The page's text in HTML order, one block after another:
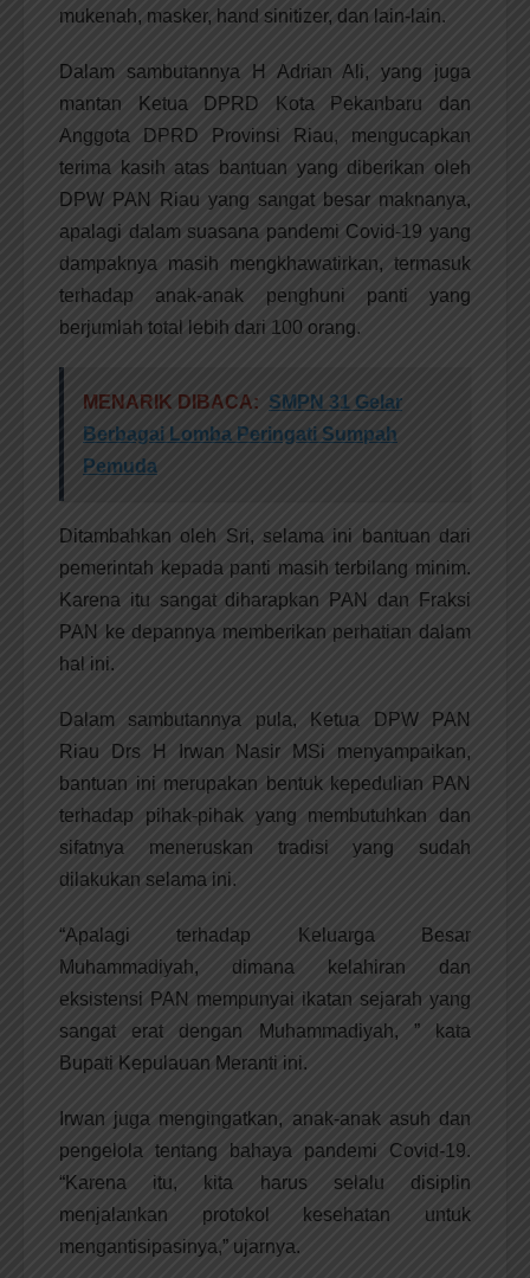
mukenah, masker, hand sinitizer, dan lain-lain.
Dalam sambutannya H Adrian Ali, yang juga
mantan Ketua DPRD Kota Pekanbaru dan
Anggota DPRD Provinsi Riau, mengucapkan
terima kasih atas bantuan yang diberikan oleh
DPW PAN Riau yang sangat besar maknanya,
apalagi dalam suasana pandemi Covid-19 yang
dampaknya masih mengkhawatirkan, termasuk
terhadap anak-anak penghuni panti yang
berjumlah total lebih dari 100 orang.
MENARIK DIBACA: SMPN 31 Gelar
Berbagai Lomba Peringati Sumpah
Pemuda
Ditambahkan oleh Sri, selama ini bantuan dari
pemerintah kepada panti masih terbilang minim.
Karena itu sangat diharapkan PAN dan Fraksi
PAN ke depannya memberikan perhatian dalam
hal ini.
Dalam sambutannya pula, Ketua DPW PAN
Riau Drs H Irwan Nasir MSi menyampaikan,
bantuan ini merupakan bentuk kepedulian PAN
terhadap pihak-pihak yang membutuhkan dan
sifatnya meneruskan tradisi yang sudah
dilakukan selama ini.
“Apalagi terhadap Keluarga Besar
Muhammadiyah, dimana kelahiran dan
eksistensi PAN mempunyai ikatan sejarah yang
sangat erat dengan Muhammadiyah, ” kata
Bupati Kepulauan Meranti ini.
Irwan juga mengingatkan, anak-anak asuh dan
pengelola tentang bahaya pandemi Covid-19.
“Karena itu, kita harus selalu disiplin
menjalankan protokol kesehatan untuk
mengantisipasinya,” ujarnya.